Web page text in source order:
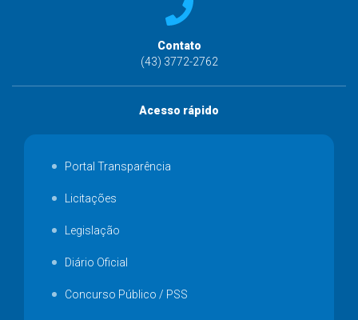
Contato
(43) 3772-2762
Acesso rápido
Portal Transparência
Licitações
Legislação
Diário Oficial
Concurso Público / PSS